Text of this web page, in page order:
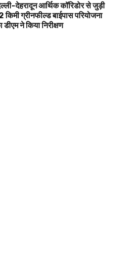
देहरादून आर्थिक कॉरिडोर से जुड़ी
किमी ग्रीनफील्ड बाईपास परियोजना
डीएम ने किया निरीक्षण